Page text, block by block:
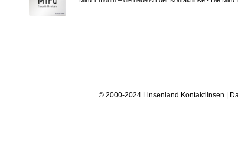
© 2000-2024 Linsenland Kontaktlinsen